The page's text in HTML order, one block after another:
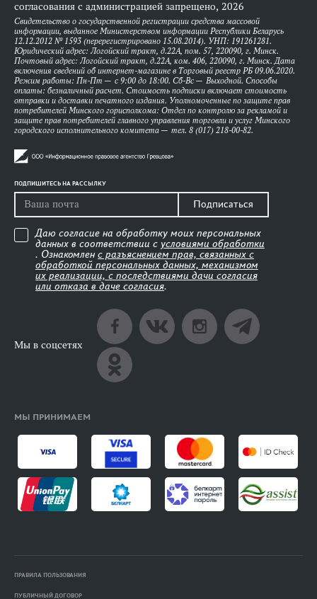
согласования с администрацией запрещено, 2026
Свидетельство о государственной регистрации средства массовой
информации, выданное Министерством информации Республики Беларусь
12.12.2012 № 1593 (перерегистрировано 15.08.2014). УНП: 191261281.
Юридический адрес: Логойский тракт, д.22А, пом. 57, 220090, г. Минск.
Почтовый адрес: Логойский тракт, д.22А, ком. 406, 220090, г. Минск. Дата
включения сведений об интернет-магазине в Торговый реестр РБ 09.06.2020.
Режим работы: Пн-Пт — с 9:00 до 18:00. Сб-Вс — Выходной. Способы
оплаты: безналичный расчет. Стоимость подписки включает стоимость
отправки и доставки печатного издания. Уполномоченные по защите прав
потребителей Минского горисполкома: Отдел по контролю за рекламой и
защите прав потребителей главного управления торговли и услуг Минского
городского исполнительного комитета — тел. 8 (017) 218-00-82.
ПОДПИШИТЕСЬ НА РАССЫЛКУ
Подписаться
Даю согласие на обработку моих персональных
данных в соответствии с условиями обработки
. Ознакомлен с разъяснением прав, связанных с
обработкой персональных данных, механизмом
их реализации, с последствиями дачи согласия
или отказа в даче согласия.
Мы в соцсетях
МЫ ПРИНИМАЕМ
ПРАВИЛА ПОЛЬЗОВАНИЯ
ПУБЛИЧНЫЙ ДОГОВОР